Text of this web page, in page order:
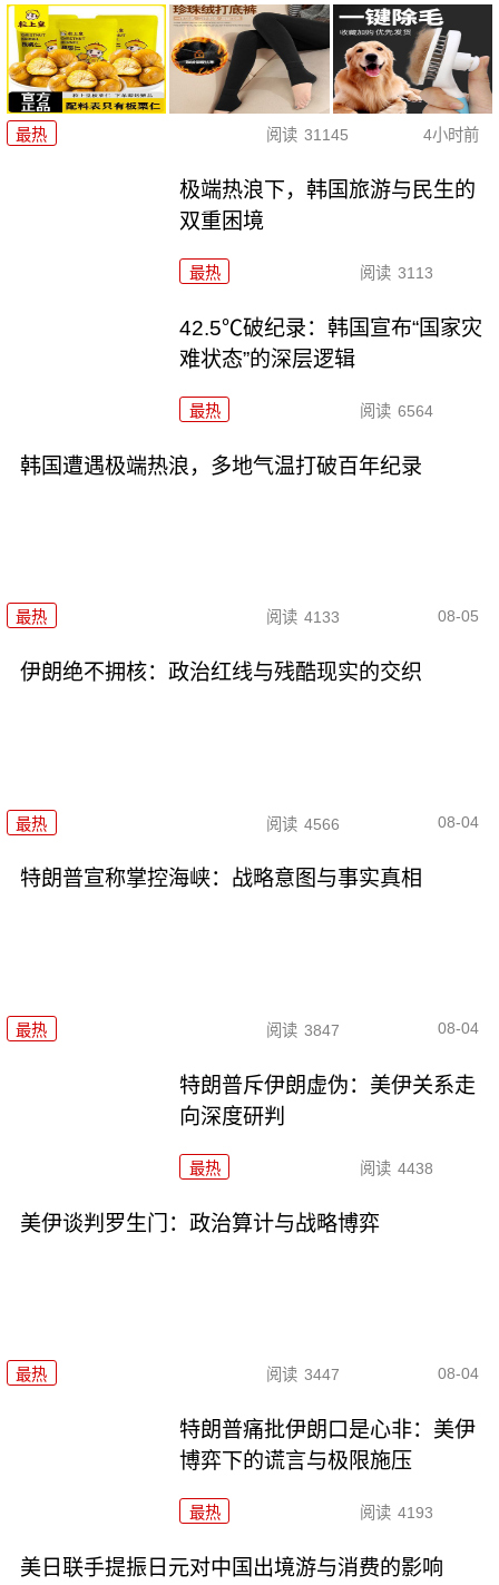
最热 阅读 31145 4小时前
极端热浪下，韩国旅游与民生的
双重困境
最热 阅读 3113
42.5℃破纪录：韩国宣布“国家灾
难状态”的深层逻辑
最热 阅读 6564
韩国遭遇极端热浪，多地气温打破百年纪录
最热 阅读 4133 08-05
伊朗绝不拥核：政治红线与残酷现实的交织
最热 阅读 4566 08-04
特朗普宣称掌控海峡：战略意图与事实真相
最热 阅读 3847 08-04
特朗普斥伊朗虚伪：美伊关系走
向深度研判
最热 阅读 4438
美伊谈判罗生门：政治算计与战略博弈
最热 阅读 3447 08-04
特朗普痛批伊朗口是心非：美伊
博弈下的谎言与极限施压
最热 阅读 4193
美日联手提振日元对中国出境游与消费的影响